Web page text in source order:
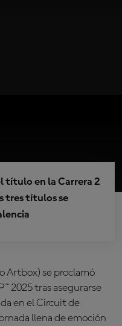
título en la Carrera 2
tres títulos se
Artbox) se proclamó
2025 tras asegurarse
en el Circuit de
llena de emoción